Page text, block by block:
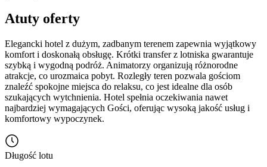
Atuty oferty
Elegancki hotel z dużym, zadbanym terenem zapewnia wyjątkowy
komfort i doskonałą obsługę. Krótki transfer z lotniska gwarantuje
szybką i wygodną podróż. Animatorzy organizują różnorodne
atrakcje, co urozmaica pobyt. Rozległy teren pozwala gościom
znaleźć spokojne miejsca do relaksu, co jest idealne dla osób
szukających wytchnienia. Hotel spełnia oczekiwania nawet
najbardziej wymagających Gości, oferując wysoką jakość usług i
komfortowy wypoczynek.
Długość lotu